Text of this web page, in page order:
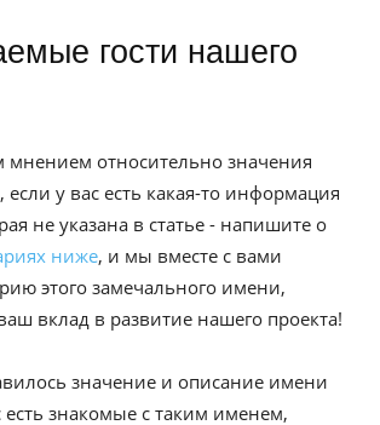
мнением относительно значения
у вас есть какая-то информация
не указана в статье - напишите о
ниже, и мы вместе с вами
этого замечального имени,
вклад в развитие нашего проекта!
значение и описание имени
есть знакомые с таким именем,